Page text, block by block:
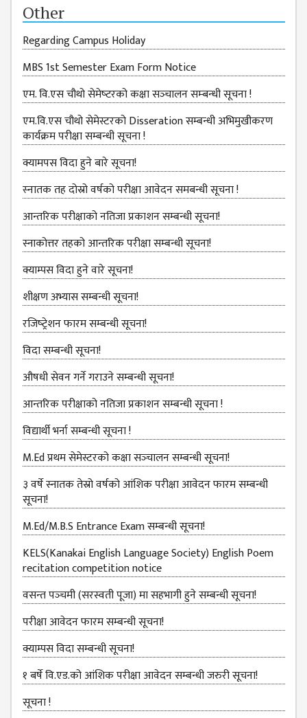
KMC SOCIAL
PROGRESS
STRATEGIC PLAN
STATUTE
VALUABLE
SUPPORTER
INSTITUTIONAL
INDIVIDUAL
OUR TEAM
CAMPUS
WINGS
CAMPUS
GENERAL
ASSEMBLY
CAMPUS
MANAGEMENT
COMMITTEE
ACCOUNT
COMMITTEE
ADVISORY
COMMITTEE
COMMITTEE
SELF-
ASSESSMENT
TEAM (SAT)
INTERNAL
QUALITY
ASSURANCE
COMMITTEE
(IQAC)
SCHOLARSHIP
& STUDENTS
ASSISTANCE
COMMITTEE
EMIS UNIT
Other
Regarding Campus Holiday
MBS 1st Semester Exam Form Notice
एम. वि.एस चौथो सेमेष्‍टरको कक्षा सञ्‍चालन सम्‍बन्‍धी सूचना !
एम.वि.एस चौथो सेमेस्टरको Disseration सम्बन्धी अभिमुखीकरण
कार्यक्रम परीक्षा सम्बन्धी सूचना !
क्यामपस विदा हुने बारे सूचना!
स्‍नातक तह दोस्रो वर्षको परीक्षा आवेदन समबन्धी सूचना !
आन्तरिक परीक्षाको नतिजा प्रकाशन सम्बन्धी सूचना!
स्नाकोत्तर तहको आन्तरिक परीक्षा सम्बन्धी सूचना!
क्याम्पस विदा हुने वारे सूचना!
शीक्षण अभ्यास सम्बन्धी सूचना!
रजिष्‍ट्रेशन फारम सम्बन्धी सूचना!
विदा सम्बन्धी सूचना!
औषधी सेवन गर्ने गराउने सम्बन्धी सूचना!
आन्तरिक परीक्षाको नतिजा प्रकाशन सम्बन्धी सूचना !
विद्यार्थी भर्ना सम्बन्धी सूचना !
M.Ed प्रथम सेमेस्टरको कक्षा सञ्‍चालन सम्बन्धी सूचना!
३ वर्षे स्नातक तेस्रो वर्षको आंशिक परीक्षा आवेदन फारम सम्बन्धी
सूचना!
M.Ed/M.B.S Entrance Exam सम्बन्धी सूचना!
KELS(Kanakai English Language Society) English Poem
recitation competition notice
वसन्त पञ्‍चमी (सरस्वती पूजा) मा सहभागी हुने सम्बन्धी सूचना!
परीक्षा आवेदन फारम सम्बन्धी सूचना!
क्याम्पस विदा सम्बन्धी सूचना!
१ बर्षे वि.एड.को आंशिक परीक्षा आवेदन सम्बन्धी जरुरी सूचना!
सूचना !